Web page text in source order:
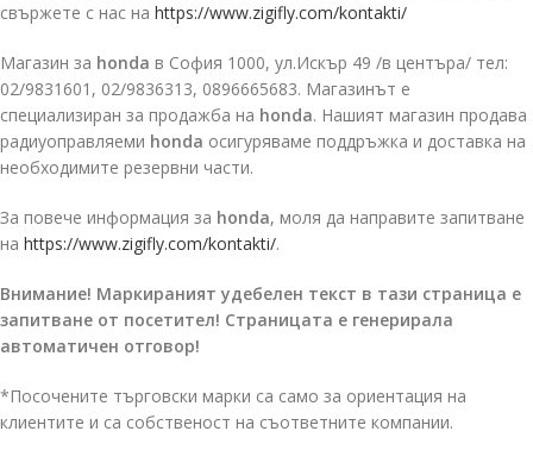
свържете с нас на https://www.zigifly.com/kontakti/
Магазин за honda в София 1000, ул.Искър 49 /в центъра/ тел:
02/9831601, 02/9836313, 0896665683. Магазинът е
специализиран за продажба на honda. Нашият магазин продава
радиуоправляеми honda осигуряваме поддръжка и доставка на
необходимите резервни части.
За повече информация за honda, моля да направите запитване
на https://www.zigifly.com/kontakti/.
Внимание! Маркираният удебелен текст в тази страница е
запитване от посетител! Страницата е генерирала
автоматичен отговор!
*Посочените търговски марки са само за ориентация на
клиентите и са собственост на съответните компании.